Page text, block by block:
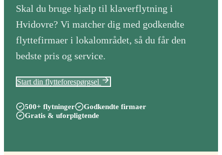
Skal du bruge hjælp til klaverflytning i
Hvidovre? Vi matcher dig med godkendte
flyttefirmaer i lokalområdet, så du får den
bedste pris og service.
Start din flytteforespørgsel
500+ flytninger
Godkendte firmaer
Gratis & uforpligtende